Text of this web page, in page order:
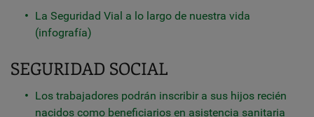
La Seguridad Vial a lo largo de nuestra vida
(infografía)
SEGURIDAD SOCIAL
Los trabajadores podrán inscribir a sus hijos recién
nacidos como beneficiarios en asistencia sanitaria